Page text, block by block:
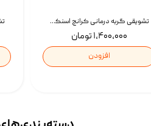
تشویقی گربه درمانی کرانچ اسنکی با طعم میکس Snacky Crunch Cat Treats وزن 60 گرم بسته 4 عددی
۱,۴۰۰,۰۰۰ تومان
افزودن